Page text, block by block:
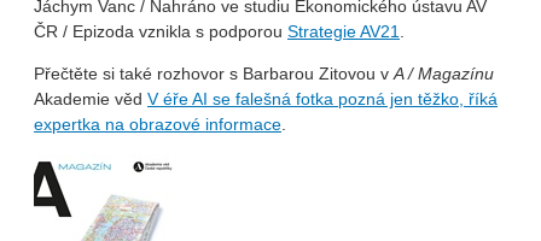
Jáchym Vanc / Nahráno ve studiu Ekonomického ústavu AV
ČR / Epizoda vznikla s podporou ⁠Strategie AV21⁠.
Přečtěte si také rozhovor s Barbarou Zitovou vA / Magazínu
Akademie věd V éře AI se falešná fotka pozná jen těžko, říká
expertka na obrazové informace.